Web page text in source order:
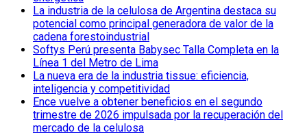
La industria de la celulosa de Argentina destaca su
potencial como principal generadora de valor de la
cadena forestoindustrial
Softys Perú presenta Babysec Talla Completa en la
Línea 1 del Metro de Lima
La nueva era de la industria tissue: eficiencia,
inteligencia y competitividad
Ence vuelve a obtener beneficios en el segundo
trimestre de 2026 impulsada por la recuperación del
mercado de la celulosa